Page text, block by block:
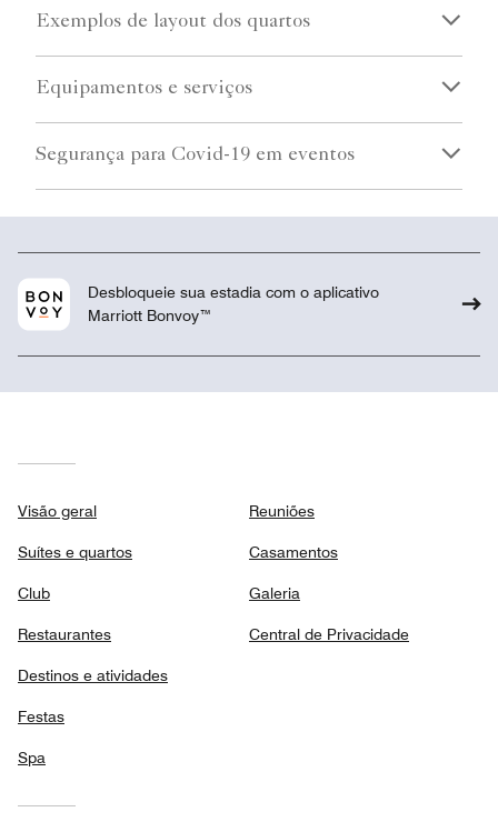
Exemplos de layout dos quartos
Equipamentos e serviços
Segurança para Covid-19 em eventos
Desbloqueie sua estadia com o aplicativo
Marriott Bonvoy™
Visão geral
Suítes e quartos
Club
Restaurantes
Destinos e atividades
Festas
Spa
Reuniões
Casamentos
Galeria
Central de Privacidade